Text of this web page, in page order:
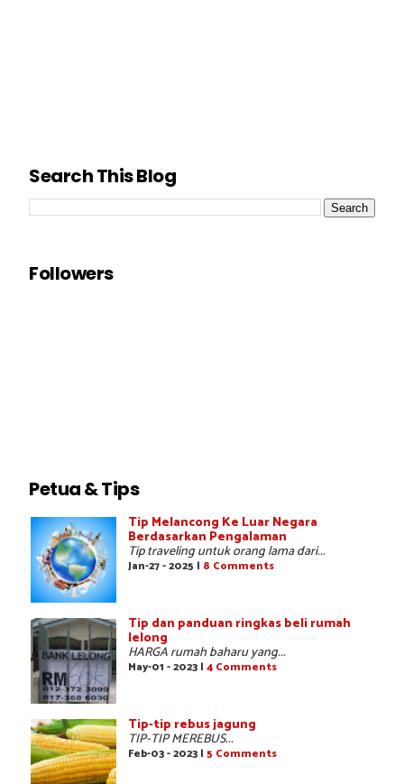
Search This Blog
Followers
Petua & Tips
Tip Melancong Ke Luar Negara
Berdasarkan Pengalaman
Tip traveling untuk orang lama dari...
Jan-27 - 2025 | 8 Comments
Tip dan panduan ringkas beli rumah
lelong
HARGA rumah baharu yang...
May-01 - 2023 | 4 Comments
Tip-tip rebus jagung
TIP-TIP MEREBUS...
Feb-03 - 2023 | 5 Comments